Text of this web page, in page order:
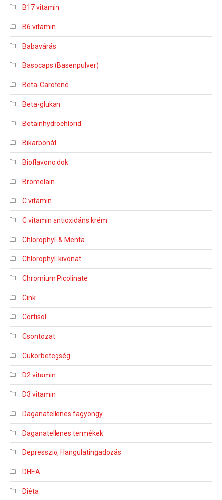
B17 vitamin
B6 vitamin
Babavárás
Basocaps (Basenpulver)
Beta-Carotene
Beta-glukan
Betainhydrochlorid
Bikarbonát
Bioflavonoidok
Bromelain
C vitamin
C vitamin antioxidáns krém
Chlorophyll & Menta
Chlorophyll kivonat
Chromium Picolinate
Cink
Cortisol
Csontozat
Cukorbetegség
D2 vitamin
D3 vitamin
Daganatellenes fagyöngy
Daganatellenes termékek
Depresszió, Hangulatingadozás
DHEA
Diéta